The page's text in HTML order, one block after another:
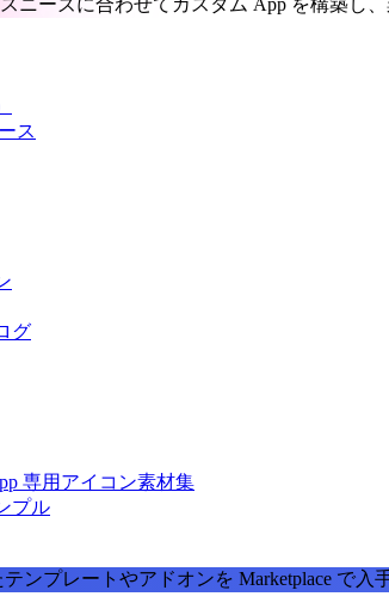
ニーズに合わせてカスタム App を構築し
ス
グ
専用アイコン素材集
プル
ンプレートやアドオンを Marketplace で入手